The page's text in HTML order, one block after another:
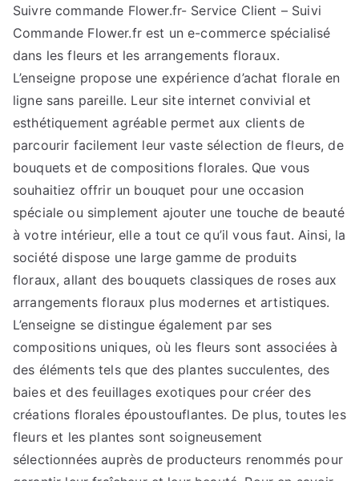
Suivre commande Flower.fr- Service Client – Suivi
Commande Flower.fr est un e-commerce spécialisé
dans les fleurs et les arrangements floraux.
L’enseigne propose une expérience d’achat florale en
ligne sans pareille. Leur site internet convivial et
esthétiquement agréable permet aux clients de
parcourir facilement leur vaste sélection de fleurs, de
bouquets et de compositions florales. Que vous
souhaitiez offrir un bouquet pour une occasion
spéciale ou simplement ajouter une touche de beauté
à votre intérieur, elle a tout ce qu’il vous faut. Ainsi, la
société dispose une large gamme de produits
floraux, allant des bouquets classiques de roses aux
arrangements floraux plus modernes et artistiques.
L’enseigne se distingue également par ses
compositions uniques, où les fleurs sont associées à
des éléments tels que des plantes succulentes, des
baies et des feuillages exotiques pour créer des
créations florales époustouflantes. De plus, toutes les
fleurs et les plantes sont soigneusement
sélectionnées auprès de producteurs renommés pour